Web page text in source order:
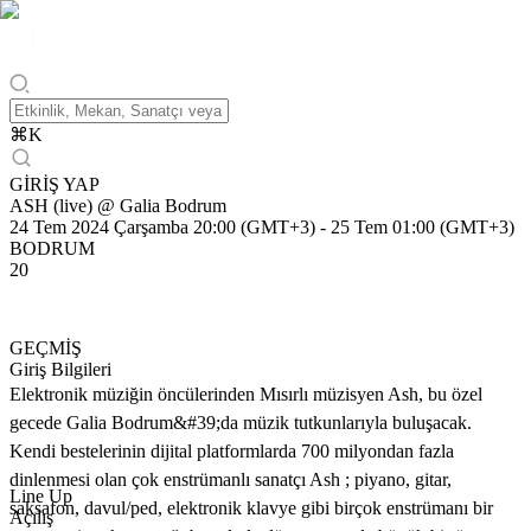
⌘K
GİRİŞ YAP
ASH (live) @ Galia Bodrum
24 Tem 2024 Çarşamba 20:00 (GMT+3) - 25 Tem 01:00 (GMT+3)
BODRUM
20
GEÇMİŞ
Giriş Bilgileri
Elektronik müziğin öncülerinden Mısırlı müzisyen Ash, bu özel
gecede Galia Bodrum&#39;da müzik tutkunlarıyla buluşacak.
Kendi bestelerinin dijital platformlarda 700 milyondan fazla
dinlenmesi olan çok enstrümanlı sanatçı Ash ; piyano, gitar,
saksafon, davul/ped, elektronik klavye gibi birçok enstrümanı bir
Line Up
Açılış